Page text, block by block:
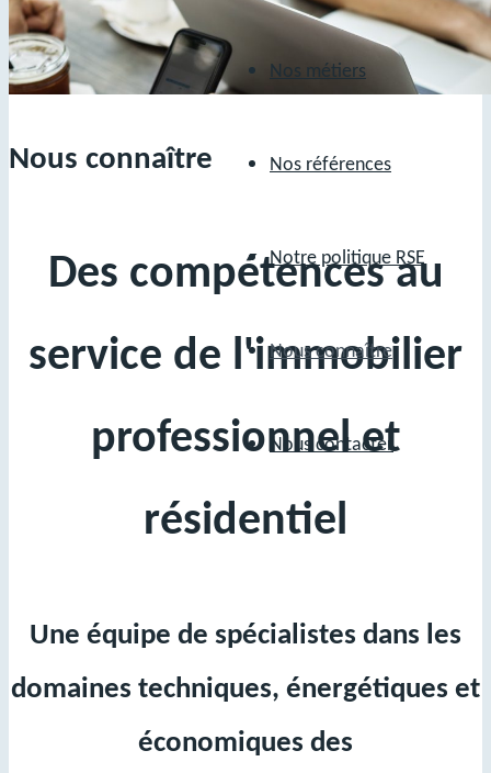
Nos métiers
Nos références
Notre politique RSE
Nous connaître
Nous contacter
Nous connaître
Nous connaître
Des compétences au
service de l'immobilier
professionnel et
résidentiel
Une équipe de spécialistes dans les
domaines techniques, énergétiques et
économiques des